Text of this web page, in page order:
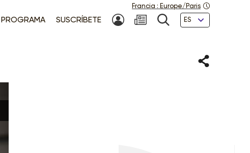
PROGRAMA SUSCRÍBETE MI CUENTANEWSLETTER
BÚSQUEDA
Idiomas
Francia : Europe/Paris
Compartir